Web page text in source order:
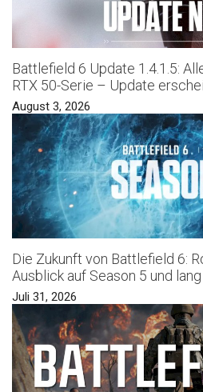
Battlefield 6 Update 1.4.1.5:
RTX 50-Serie – Update
August 3, 2026
Die Zukunft von Battlefield 6:
Ausblick auf Season 5 und
Juli 31, 2026